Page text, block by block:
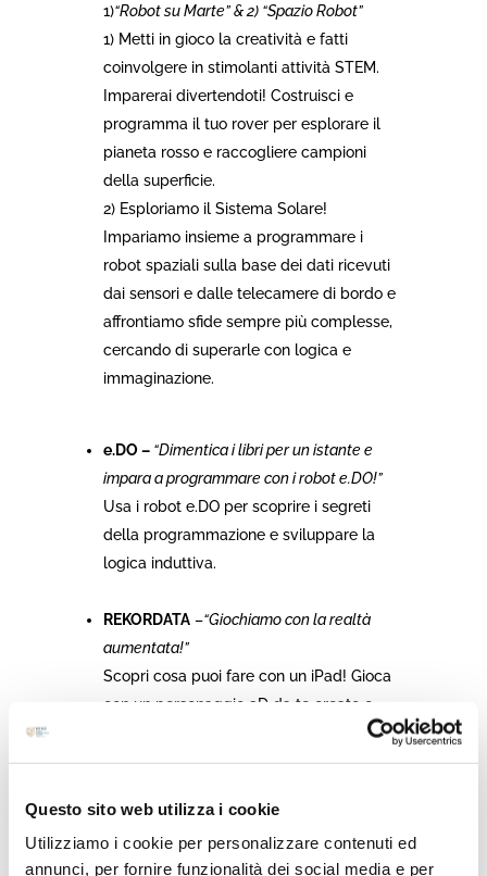
Questo sito web utilizza i cookie
Utilizziamo i cookie per personalizzare contenuti ed
annunci, per fornire funzionalità dei social media e per
1)“Robot su Marte” & 2) “Spazio Robot”
1) Metti in gioco la creatività e fatti
coinvolgere in stimolanti attività STEM.
Imparerai divertendoti! Costruisci e
programma il tuo rover per esplorare il
pianeta rosso e raccogliere campioni
della superficie.
2) Esploriamo il Sistema Solare!
Impariamo insieme a programmare i
robot spaziali sulla base dei dati ricevuti
dai sensori e dalle telecamere di bordo e
affrontiamo sfide sempre più complesse,
cercando di superarle con logica e
immaginazione.
e.DO – “Dimentica i libri per un istante e
impara a programmare con i robot e.DO!”
Usa i robot e.DO per scoprire i segreti
della programmazione e sviluppare la
logica induttiva.
REKORDATA–“Giochiamo con la realtà
aumentata!”
Scopri cosa puoi fare con un iPad! Gioca
con un personaggio 3D da te creato e
spazio circostante.
l’Igiene: Un Viaggio Scientifico nel Lavaggio
delle Mani con Fluoresceina!”